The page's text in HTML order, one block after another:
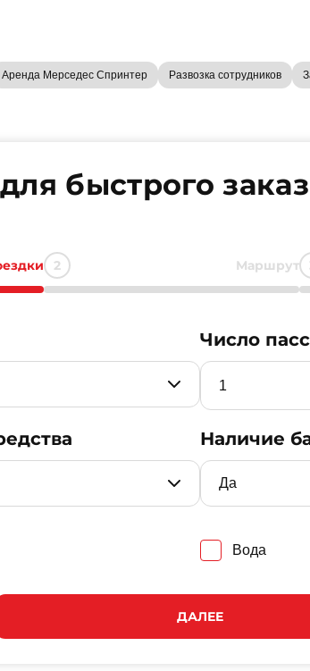
Аренда Мерседес Спринтер Развозка сотрудников
быстрого
Маршрут
Число
Наличие
Вода
ДАЛЕЕ